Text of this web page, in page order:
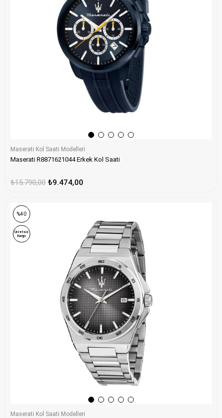
Maserati Kol Saati Modelleri
Maserati R8871621044 Erkek Kol Saati
₺9.474,00
₺15.790,00
Maserati Kol Saati Modelleri
%40
Ücretsiz
Kargo